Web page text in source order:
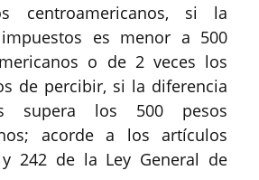
centroamericanos, si la
es menor a 500
o de 2 veces los
de percibir, si la diferencia
supera los 500 pesos
acorde a los artículos
242 de la Ley General de